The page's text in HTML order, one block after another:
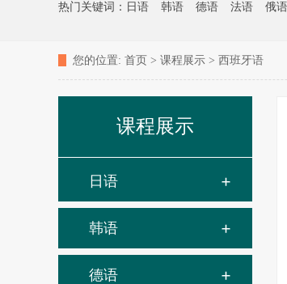
热门关键词： 日语 韩语 德语 法语 俄语
您的位置: 首页 > 课程展示 > 西班牙语
课程展示
日语
韩语
德语